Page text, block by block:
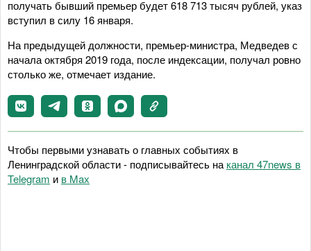
получать бывший премьер будет 618 713 тысяч рублей, указ
вступил в силу 16 января.
На предыдущей должности, премьер-министра, Медведев с
начала октября 2019 года, после индексации, получал ровно
столько же, отмечает издание.
Чтобы первыми узнавать о главных событиях в
Ленинградской области - подписывайтесь на канал 47news в
Telegram и в Maх